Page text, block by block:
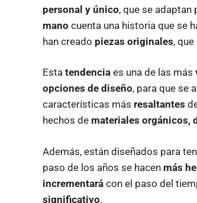
personal y único, que se adaptan
mano cuenta una historia que se
han creado piezas originales,
Esta tendencia es una de las más
opciones de diseño, para que se
características más resaltantes
hechos de materiales orgánicos,
Además, están diseñados para
paso de los años se hacen más
incrementará con el paso del
significativo.